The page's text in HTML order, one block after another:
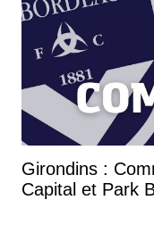
Girondins :
Capital et Park